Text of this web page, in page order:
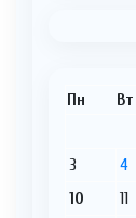
Пн Вт
3
4
10
11